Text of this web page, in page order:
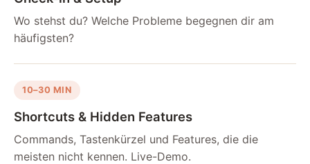
Wo stehst du? Welche Probleme begegnen dir am
häufigsten?
10–30 MIN
Shortcuts & Hidden Features
Commands, Tastenkürzel und Features, die die
meisten nicht kennen. Live-Demo.